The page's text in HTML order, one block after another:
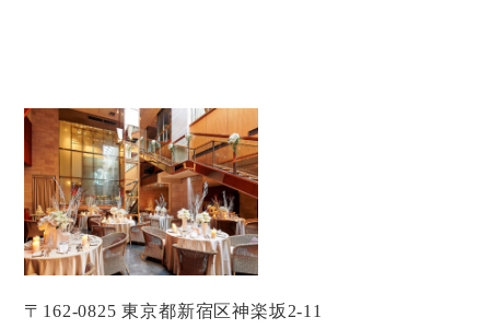
〒162-0825 東京都新宿区神楽坂2-11